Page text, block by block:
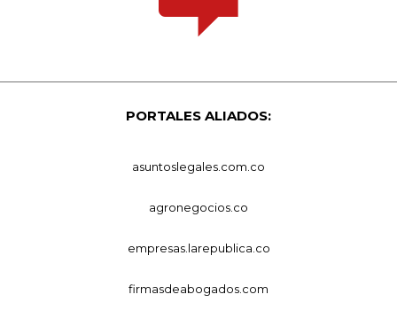
PORTALES ALIADOS:
asuntoslegales.com.co
agronegocios.co
empresas.larepublica.co
firmasdeabogados.com